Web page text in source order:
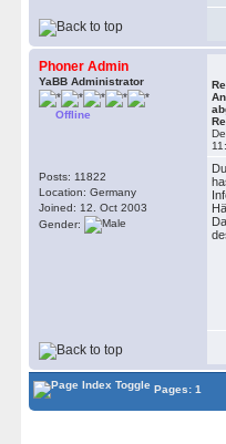
Phoner Admin
YaBB Administrator
Offline
Posts: 11822
Location: Germany
Joined: 12. Oct 2003
Gender:
Pages: 1